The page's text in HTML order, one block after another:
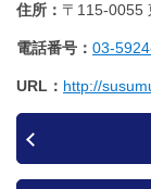
住所 〒115-0055
電話番号 03-
URL http://